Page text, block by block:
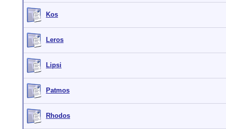
Kos
Leros
Lipsi
Patmos
Rhodos